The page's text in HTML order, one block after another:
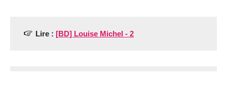
Lire : [BD] Louise Michel - 2